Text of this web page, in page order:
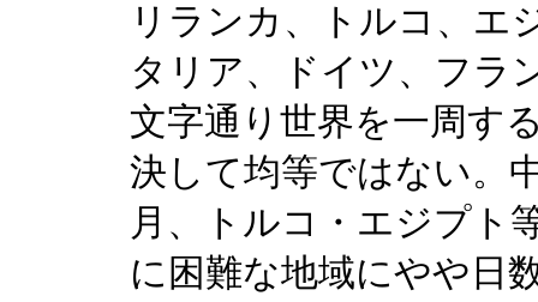
リランカ、トルコ、エ
タリア、ドイツ、フラ
文字通り世界を一周す
決して均等ではない。
月、トルコ・エジプト
に困難な地域にやや日